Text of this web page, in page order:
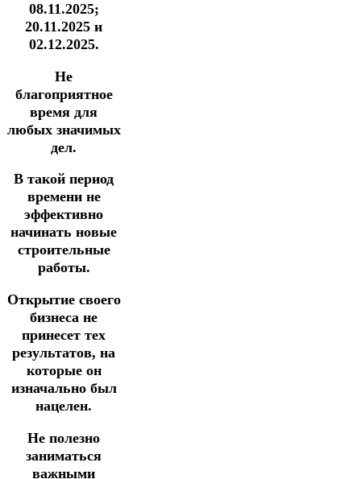
08.11.2025;
20.11.2025 и
02.12.2025.
Не
благоприятное
время для
любых значимых
дел.
В такой период
времени не
эффективно
начинать новые
строительные
работы.
Открытие своего
бизнеса не
принесет тех
результатов, на
которые он
изначально был
нацелен.
Не полезно
заниматься
важными